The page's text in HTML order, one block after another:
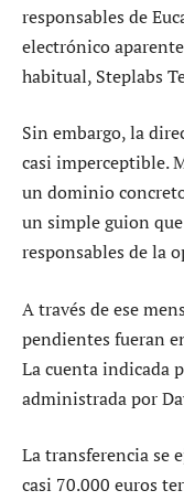
responsables de
electrónico
habitual, Steplabs
Sin embargo, la
casi imperceptible.
un dominio
un simple guion
responsables de la
A través de ese
pendientes fueran
La cuenta indicada
administrada por
La transferencia se
casi 70.000 euros